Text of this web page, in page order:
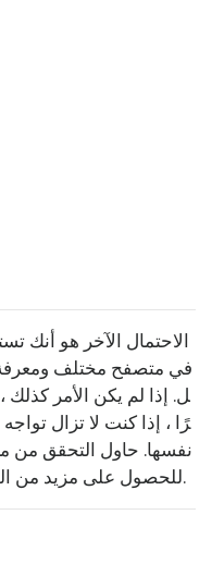
الاحتمال الآخر هو أنك
ل. إذا لم يكن الأمر
رًا ، إذا كنت لا تزال
تعليمات خرائط Google للحصول على مزيد من المعلومات.